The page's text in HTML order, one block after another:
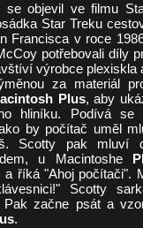
se objevil ve filmu
Star Treku
Francisca v roce
potřebovali díly
výrobce plexiskla
za materiál
Plus, aby
hliníku. Podívá
by počítač uměl
Scotty pak mluví
u Macintoshe
a říká "Ahoj počítači".
Scotty
Pak začne psát a
.